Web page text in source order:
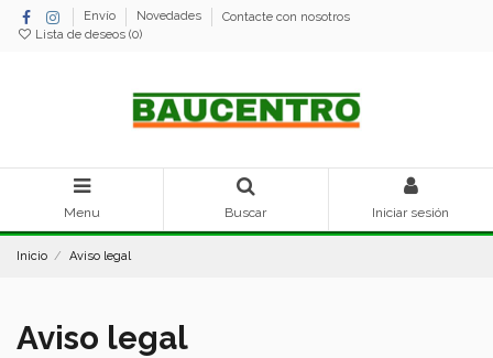
Envío Novedades
Contacte con nosotros
Lista de deseos (0)
Menu Buscar Iniciar sesión
Inicio Aviso legal
Aviso legal